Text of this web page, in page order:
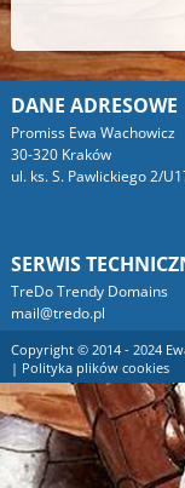
DANE ADRESOWE
Promiss Ewa Wachowicz
30-320 Kraków
ul. ks. S. Pawlickiego 2/
SERWIS
TreDo Trendy Domains
mail@tredo.pl
Copyright © 2014 - 2024
| Polityka plików cookies